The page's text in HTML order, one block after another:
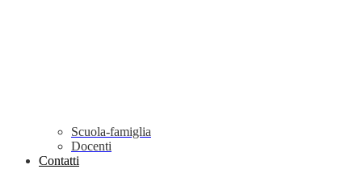
Scuola-famiglia
Docenti
Contatti